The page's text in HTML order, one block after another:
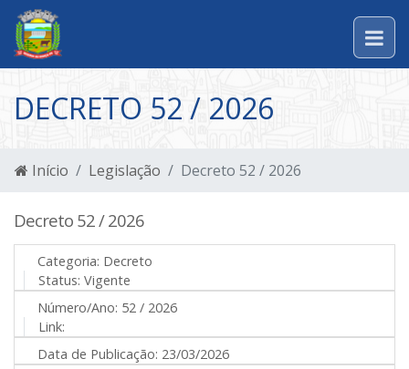
DECRETO 52 / 2026
Início Legislação Decreto 52 / 2026
Decreto 52 / 2026
Categoria: Decreto
Status: Vigente
Número/Ano: 52 / 2026
Link:
Data de Publicação: 23/03/2026